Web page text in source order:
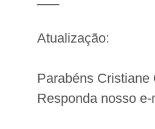
Atualização:
Parabéns Cristiane
Responda nosso